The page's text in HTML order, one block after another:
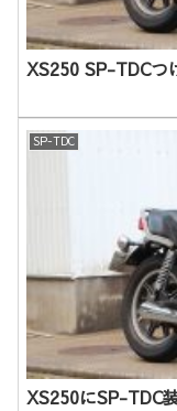
XS250 SP-TDCつ
SP-TDC
XS250にSP-